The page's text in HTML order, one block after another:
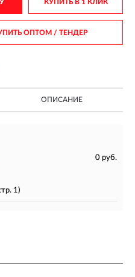
КУПИТЬ В 1 КЛИК
ОПТОМ/ ТЕНДЕР
ОПИСАНИЕ
0 руб.
1)